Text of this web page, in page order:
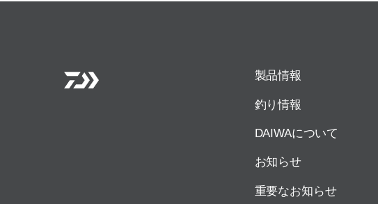
製品情報
釣り情報
DAIWAについて
お知らせ
重要なお知らせ